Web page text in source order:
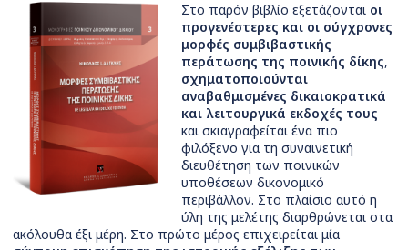
Στο παρόν βιβλίο εξετάζονται οι
προγενέστερες και οι σύγχρονες
μορφές συμβιβαστικής
περάτωσης της ποινικής δίκης,
σχηματοποιούνται
αναβαθμισμένες δικαιοκρατικά
και λειτουργικά εκδοχές τους
και σκιαγραφείται ένα πιο
φιλόξενο για τη συναινετική
διευθέτηση των ποινικών
υποθέσεων δικονομικό
περιβάλλον. Στο πλαίσιο αυτό η
ύλη της μελέτης διαρθρώνεται στα
ακόλουθα έξι μέρη. Στο πρώτο μέρος επιχειρείται μία